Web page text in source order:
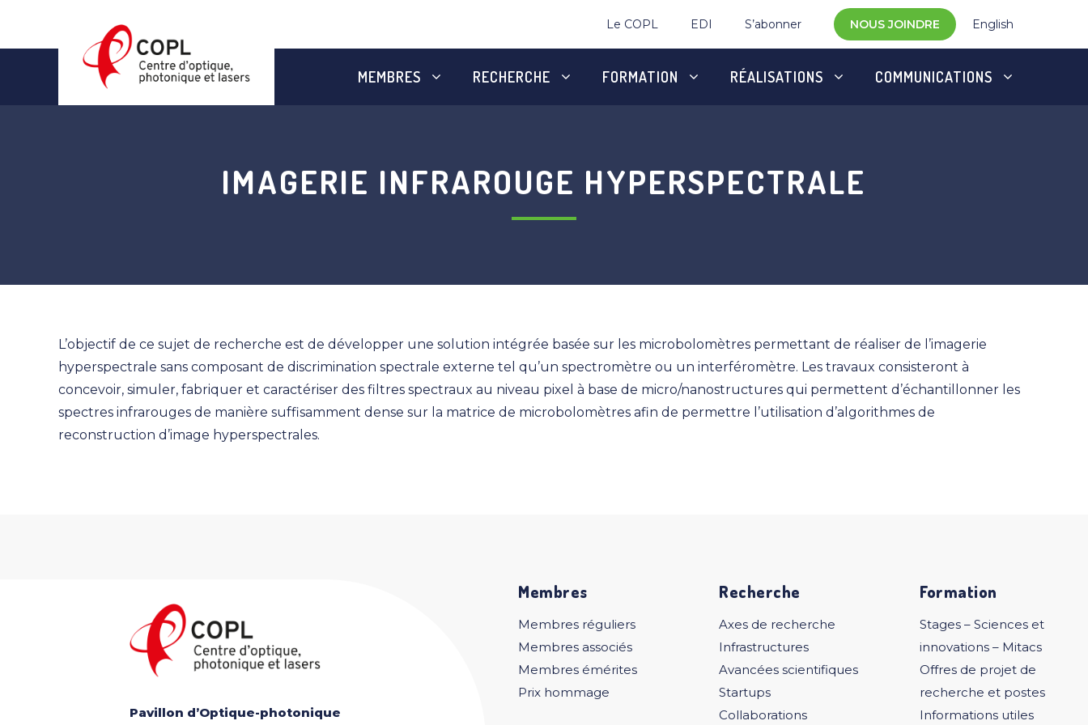
Le COPL EDI S’abonner NOUS JOINDRE English
MEMBRES RECHERCHE FORMATION RÉALISATIONS COMMUNICATIONS
IMAGERIE INFRAROUGE HYPERSPECTRALE
L’objectif de ce sujet de recherche est de développer une solution intégrée basée sur les microbolomètres permettant de réaliser de l’imagerie
hyperspectrale sans composant de discrimination spectrale externe tel qu’un spectromètre ou un interféromètre. Les travaux consisteront à
concevoir, simuler, fabriquer et caractériser des filtres spectraux au niveau pixel à base de micro/nanostructures qui permettent d’échantillonner les
spectres infrarouges de manière suffisamment dense sur la matrice de microbolomètres afin de permettre l’utilisation d’algorithmes de
reconstruction d’image hyperspectrales.
Pavillon d’Optique-photonique
Membres
Membres réguliers
Membres associés
Membres émérites
Prix hommage
Recherche
Axes de recherche
Infrastructures
Avancées scientifiques
Startups
Collaborations
Formation
Stages – Sciences et
innovations – Mitacs
Offres de projet de
recherche et postes
Informations utiles